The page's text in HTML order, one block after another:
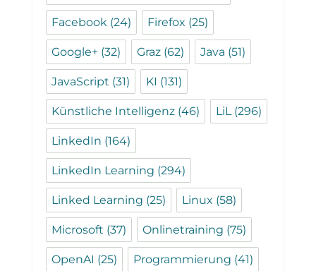
Facebook (24) Firefox (25)
Google+ (32) Graz (62) Java (51)
JavaScript (31) KI (131)
Künstliche Intelligenz (46) LiL (296)
LinkedIn (164)
LinkedIn Learning (294)
Linked Learning (25) Linux (58)
Microsoft (37) Onlinetraining (75)
OpenAI (25) Programmierung (41)